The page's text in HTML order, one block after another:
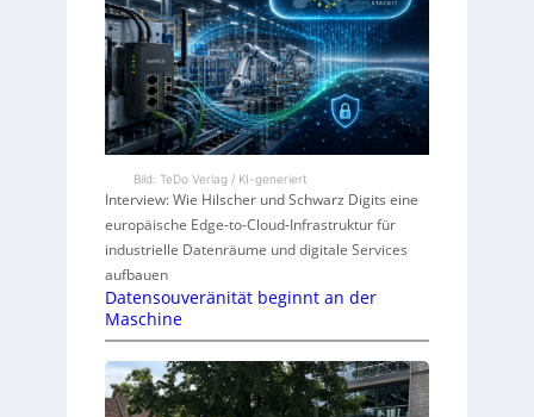
Bild: TeDo Verlag / KI-generiert
Interview: Wie Hilscher und Schwarz Digits eine
europäische Edge-to-Cloud-Infrastruktur für
industrielle Datenräume und digitale Services
aufbauen
Datensouveränität beginnt an der
Maschine